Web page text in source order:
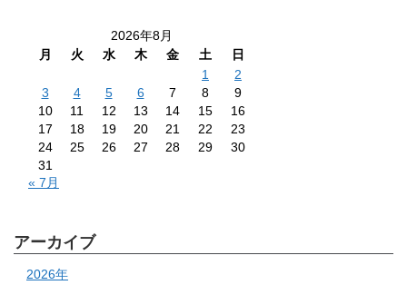
2026年8月
月
火 水 木 金 土
日
1
2
3
4 5 6 7 8
9
10
11 12 13 14 15
16
17
18 19 20 21 22
23
24
25 26 27 28 29
30
31
« 7月
アーカイブ
2026年